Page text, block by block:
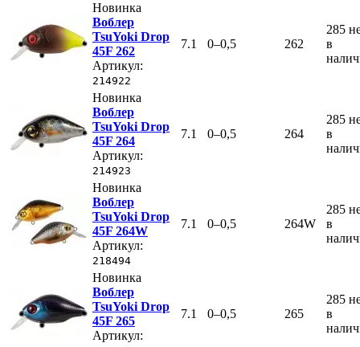
Новинка
Воблер
TsuYoki Drop
45F 262
Артикул:
214922
7.1 0–0,5 262
285
в
Новинка
Воблер
TsuYoki Drop
45F 264
Артикул:
214923
7.1 0–0,5 264
285
в
Новинка
Воблер
TsuYoki Drop
45F 264W
Артикул:
218494
7.1 0–0,5 264W
285
в
Новинка
Воблер
TsuYoki Drop
45F 265
Артикул:
7.1 0–0,5 265
285
в